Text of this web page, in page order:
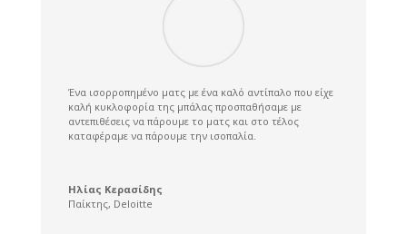
Ένα ισορροπημένο ματς με ένα καλό αντίπαλο που είχε
καλή κυκλοφορία της μπάλας προσπαθήσαμε με
αντεπιθέσεις να πάρουμε το ματς και στο τέλος
καταφέραμε να πάρουμε την ισοπαλία.
Ηλίας Κερασίδης
Παίκτης, Deloitte